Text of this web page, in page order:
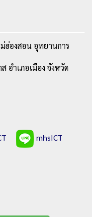
ฮ่องสอน อุทยานการ
อำเภอเมือง จังหวัด
mhsICT